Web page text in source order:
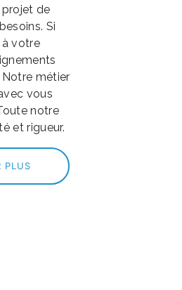
de
Si
à votre
Notre métier
vous
notre
et rigueur.
PLUS